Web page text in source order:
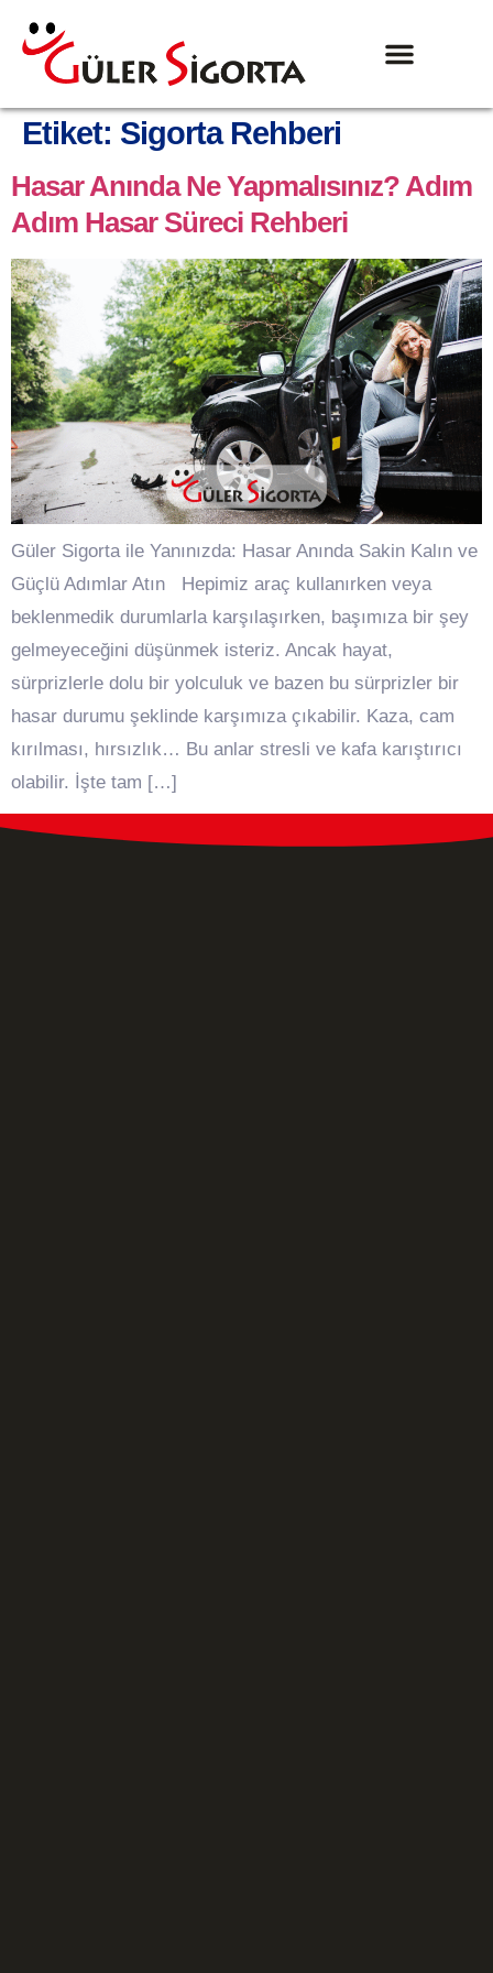
Etiket: Sigorta Rehberi
Hasar Anında Ne Yapmalısınız? Adım
Adım Hasar Süreci Rehberi
Güler Sigorta ile Yanınızda: Hasar Anında Sakin Kalın ve
Güçlü Adımlar Atın Hepimiz araç kullanırken veya
beklenmedik durumlarla karşılaşırken, başımıza bir şey
gelmeyeceğini düşünmek isteriz. Ancak hayat,
sürprizlerle dolu bir yolculuk ve bazen bu sürprizler bir
hasar durumu şeklinde karşımıza çıkabilir. Kaza, cam
kırılması, hırsızlık… Bu anlar stresli ve kafa karıştırıcı
olabilir. İşte tam […]